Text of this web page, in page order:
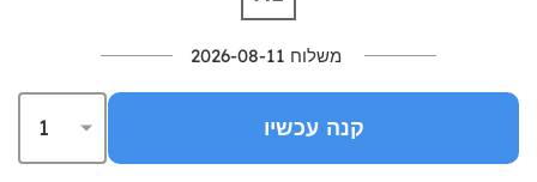
משלוח 2026-08-11
קנה עכשיו